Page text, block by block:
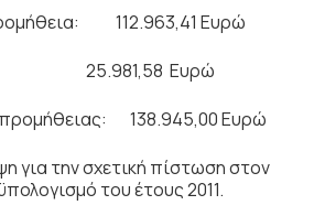
112.963,41 Ευρώ
25.981,58 Ευρώ
138.945,00 Ευρώ
για την σχετική πίστωση στον
του έτους 2011.